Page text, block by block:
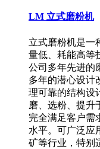
LM 立式磨粉机
立式磨粉机是一
量低、耗能高等
公司多年先进的
多年的潜心设计
理可靠的结构设
磨、选粉、提升
完全满足客户需
水平。可广泛应
矿等行业，特别